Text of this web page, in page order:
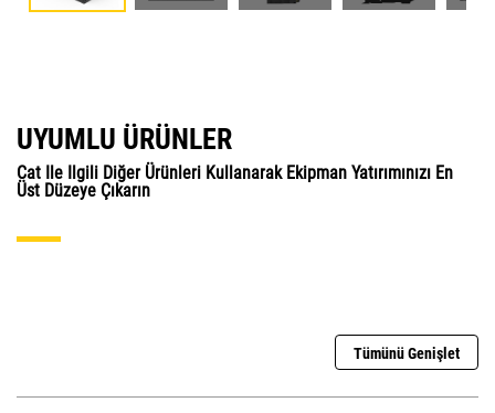
UYUMLU ÜRÜNLER
Cat Ile Ilgili Diğer Ürünleri Kullanarak Ekipman Yatırımınızı En
Üst Düzeye Çıkarın
Tümünü Genişlet